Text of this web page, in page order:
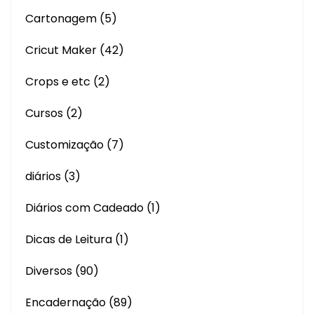
Cartonagem (5)
Cricut Maker (42)
Crops e etc (2)
Cursos (2)
Customização (7)
diários (3)
Diários com Cadeado (1)
Dicas de Leitura (1)
Diversos (90)
Encadernação (89)